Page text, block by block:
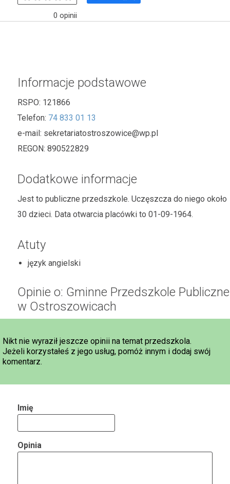
0 opinii
Informacje podstawowe
RSPO: 121866
Telefon: 74 833 01 13
e-mail: sekretariatostroszowice@wp.pl
REGON: 890522829
Dodatkowe informacje
Jest to publiczne przedszkole. Uczęszcza do niego około
30 dzieci. Data otwarcia placówki to 01-09-1964.
Atuty
język angielski
Opinie o: Gminne Przedszkole Publiczne
w Ostroszowicach
Nikt nie wyraził jeszcze opinii na temat przedszkola.
Jeżeli korzystałeś z jego usług, pomóż innym i dodaj swój
komentarz.
Imię
Opinia